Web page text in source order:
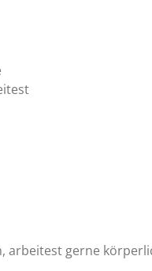
arbeitest gerne